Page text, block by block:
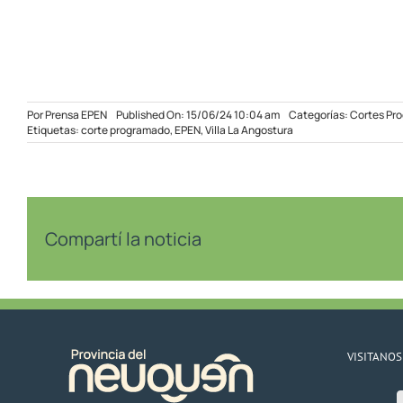
PorPrensa EPEN Published On: 15/06/24 10:04 am Categorías:Cortes
Etiquetas:corte programado,EPEN,Villa La Angostura
Compartí la noticia